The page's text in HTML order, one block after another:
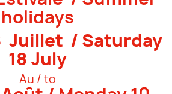
holidays
Juillet / Saturday
18 July
Au / to